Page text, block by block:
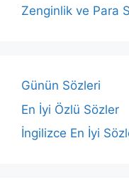
Zenginlik ve Para
Günün Sözleri
En İyi Özlü Sözler
İngilizce En İyi